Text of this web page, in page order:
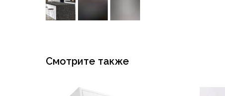
Смотрите также